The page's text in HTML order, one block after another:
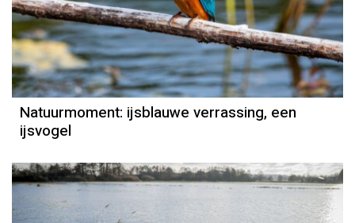
Natuurmoment
Door Kees Loogman
Natuurmoment: ijsblauwe verrassing, een
ijsvogel